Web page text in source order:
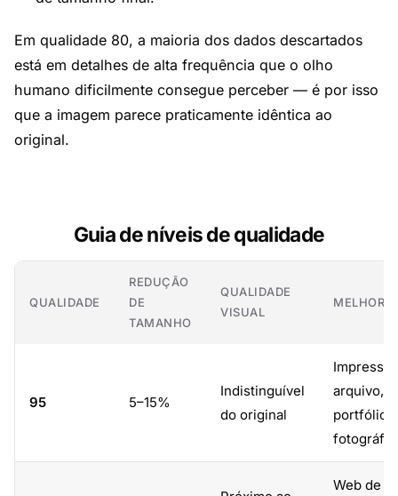
Em qualidade 80, a maioria dos dados descartados
está em detalhes de alta frequência que o olho
humano dificilmente consegue perceber — é por isso
que a imagem parece praticamente idêntica ao
original.
Guia de níveis de qualidade
QUALIDADE
REDUÇÃO
DE
TAMANHO
QUALIDADE
VISUAL
MELHOR
95 5–15%
Indistinguível
do original
arquivo,
portfólios
Web de